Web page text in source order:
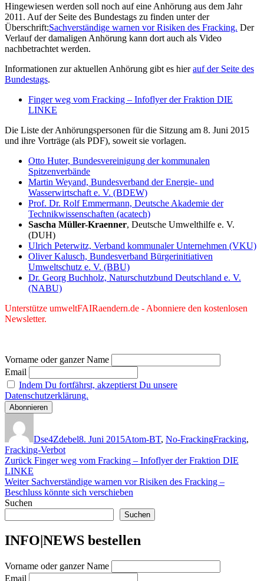
Hingewiesen werden soll noch auf eine Anhörung aus dem Jahr
2011. Auf der Seite des Bundestags zu finden unter der
Überschrift:Sachverständige warnen vor Risiken des Fracking. Der
Verlauf der damaligen Anhörung kann dort auch als Video
nachbetrachtet werden.
Informationen zur aktuellen Anhörung gibt es hierauf der Seite des
Bundestags.
Finger weg vom Fracking – Infoflyer der Fraktion DIE
LINKE
Die Liste der Anhörungspersonen für die Sitzung am 8. Juni 2015
und ihre Vorträge (als PDF), soweit sie vorlagen.
Otto Huter, Bundesvereinigung der kommunalen
Spitzenverbände
Martin Weyand, Bundesverband der Energie- und
Wasserwirtschaft e. V. (BDEW)
Prof. Dr. Rolf Emmermann, Deutsche Akademie der
Technikwissenschaften (acatech)
Sascha Müller-Kraenner, Deutsche Umwelthilfe e. V.
(DUH)
Ulrich Peterwitz, Verband kommunaler Unternehmen (VKU)
Oliver Kalusch, Bundesverband Bürgerinitiativen
Umweltschutz e. V. (BBU)
Dr. Georg Buchholz, Naturschutzbund Deutschland e. V.
(NABU)
Unterstütze umweltFAIRaendern.de - Abonniere den kostenlosen
Newsletter.
Vorname oder ganzer Name
Email
Indem Du fortfährst, akzeptierst Du unsere
Datenschutzerklärung.
Dse4Zdebel8. Juni 2015Atom-BT, No-FrackingFracking,
Fracking-Verbot
Beitragsnavigation
Zurück Vorheriger
Finger weg vom Fracking – Infoflyer der Fraktion DIE
LINKE
Weiter Nächster
Beitrag:
Sachverständige warnen vor Risiken des Fracking –
Beschluss könnte sich verschieben
Suchen
Suchen
INFO|NEWS bestellen
Vorname oder ganzer Name
Email